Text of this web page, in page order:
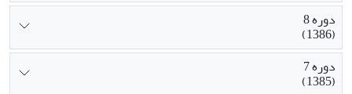
دوره 8
(1386)
دوره 7
(1385)